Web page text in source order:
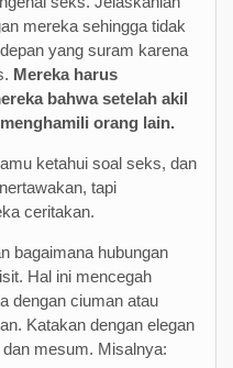
mereka sehingga tidak
yang suram karena
Mereka harus
bahwa setelah akil
orang lain.
ketahui soal seks, dan
tapi
ceritakan.
bagaimana hubungan
Hal ini mencegah
dengan ciuman atau
Katakan dengan elegan
mesum. Misalnya: